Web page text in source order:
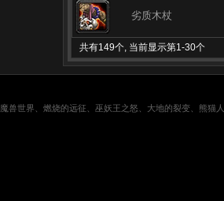
劣质木杖
共有149个, 当前显示第1-30个
魔兽世界、燃烧的远征、巫妖王之怒、大地的裂变、熊猫